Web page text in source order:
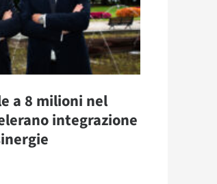
a 8 milioni nel
integrazione